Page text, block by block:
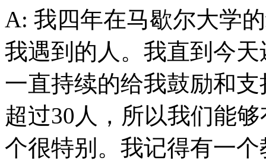
A: 我四年在马歇尔大学
我遇到的人。我直到今
一直持续的给我鼓励和
超过30人，所以我们能
个很特别。我记得有一